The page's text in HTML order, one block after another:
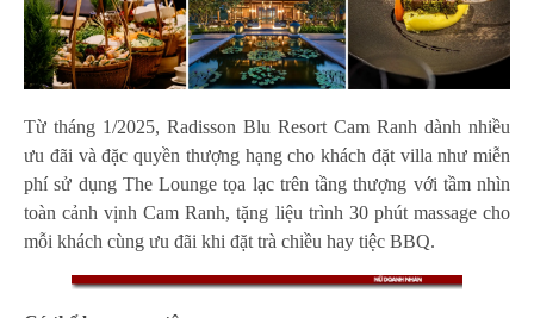
Từ tháng 1/2025, Radisson Blu Resort Cam Ranh dành nhiều
ưu đãi và đặc quyền thượng hạng cho khách đặt villa như miễn
phí sử dụng The Lounge tọa lạc trên tầng thượng với tầm nhìn
toàn cảnh vịnh Cam Ranh, tặng liệu trình 30 phút massage cho
mỗi khách cùng ưu đãi khi đặt trà chiều hay tiệc BBQ.